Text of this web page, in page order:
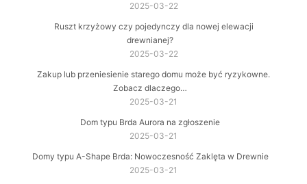
2025-03-22
Ruszt krzyżowy czy pojedynczy dla nowej elewacji
drewnianej?
2025-03-22
Zakup lub przeniesienie starego domu może być ryzykowne.
Zobacz dlaczego…
2025-03-21
Dom typu Brda Aurora na zgłoszenie
2025-03-21
Domy typu A-Shape Brda: Nowoczesność Zaklęta w Drewnie
2025-03-21